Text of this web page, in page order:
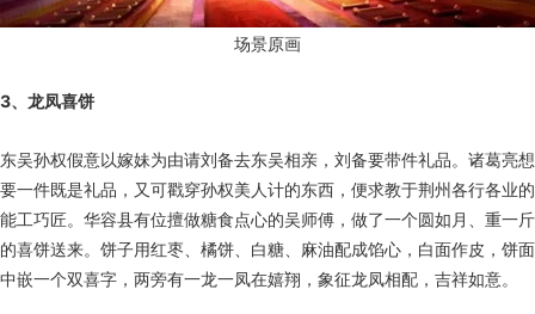
场景原画
3、龙凤喜饼
东吴孙权假意以嫁妹为由请刘备去东吴相亲，刘备要带件礼品。诸葛亮想
要一件既是礼品，又可戳穿孙权美人计的东西，便求教于荆州各行各业的
能工巧匠。华容县有位擅做糖食点心的吴师傅，做了一个圆如月、重一斤
的喜饼送来。饼子用红枣、橘饼、白糖、麻油配成馅心，白面作皮，饼面
中嵌一个双喜字，两旁有一龙一凤在嬉翔，象征龙凤相配，吉祥如意。